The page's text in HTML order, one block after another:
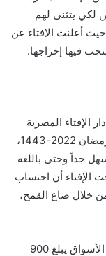
لكي يتثنى لهم
أعلنت الإفتاء عن
المصرية
كيفية وطريقة حساب نصاب الزكاة لهذا العام رمضان 2022-1443،
جداً وحتى باللغة
الإفتاء أن احتساب
خلال صاع القمح،
حيث قامت باحتساب أن قيمة أردب القمح في الأسواق يبلغ 900